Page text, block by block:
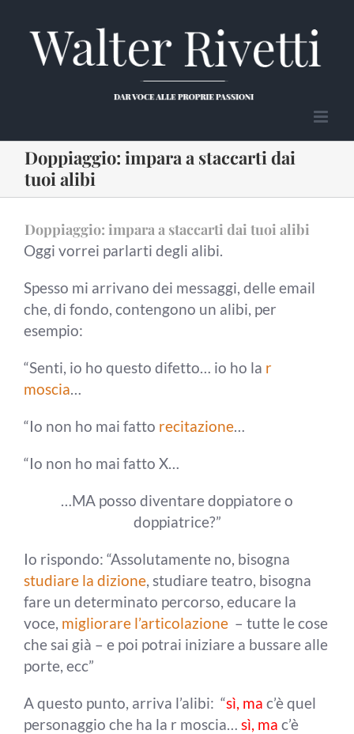
contenuto
Doppiaggio: impara a staccarti dai
tuoi alibi
Doppiaggio: impara a staccarti dai tuoi alibi
Oggi vorrei parlarti degli alibi.
Spesso mi arrivano dei messaggi, delle email
che, di fondo, contengono un alibi, per
esempio:
“Senti, io ho questo difetto… io ho la r
moscia…
“Io non ho mai fatto recitazione…
“Io non ho mai fatto X…
…MA posso diventare doppiatore o
doppiatrice?”
Io rispondo: “Assolutamente no, bisogna
studiare la dizione, studiare teatro, bisogna
fare un determinato percorso, educare la
voce, migliorare l’articolazione – tutte le cose
che sai già – e poi potrai iniziare a bussare alle
porte, ecc”
A questo punto, arriva l’alibi: “sì, ma c’è quel
personaggio che ha la r moscia… sì, ma c’è